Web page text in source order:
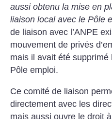
aussi obtenu la mise en
liaison local avec le Pôle
de liaison avec l’ANPE
mouvement de privés
mais il avait été
Pôle emploi.
Ce comité de liaison
directement avec les
mais aussi ouvre le droit